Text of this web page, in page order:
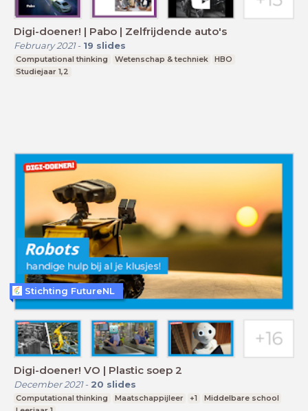
Digi-doener! | Pabo | Zelfrijdende auto's
February 2021- 19 slides
Computational thinking Wetenschap & techniek
HBO
Studiejaar 1,2
Digi-doener! VO | Plastic soep 2
December 2021- 20 slides
Computational thinking Maatschappijleer +1
Middelbare school
Stichting FutureNL